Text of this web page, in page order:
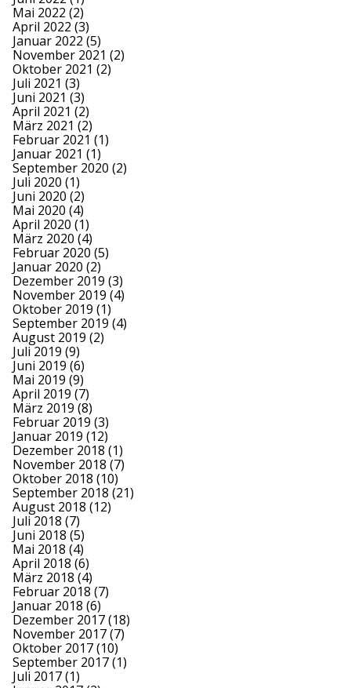
Mai 2022 (2)
April 2022 (3)
Januar 2022 (5)
November 2021 (2)
Oktober 2021 (2)
Juli 2021 (3)
Juni 2021 (3)
April 2021 (2)
März 2021 (2)
Februar 2021 (1)
Januar 2021 (1)
September 2020 (2)
Juli 2020 (1)
Juni 2020 (2)
Mai 2020 (4)
April 2020 (1)
März 2020 (4)
Februar 2020 (5)
Januar 2020 (2)
Dezember 2019 (3)
November 2019 (4)
Oktober 2019 (1)
September 2019 (4)
August 2019 (2)
Juli 2019 (9)
Juni 2019 (6)
Mai 2019 (9)
April 2019 (7)
März 2019 (8)
Februar 2019 (3)
Januar 2019 (12)
Dezember 2018 (1)
November 2018 (7)
Oktober 2018 (10)
September 2018 (21)
August 2018 (12)
Juli 2018 (7)
Juni 2018 (5)
Mai 2018 (4)
April 2018 (6)
März 2018 (4)
Februar 2018 (7)
Januar 2018 (6)
Dezember 2017(18)
November 2017(7)
Oktober 2017(10)
September 2017(1)
Juli 2017(1)